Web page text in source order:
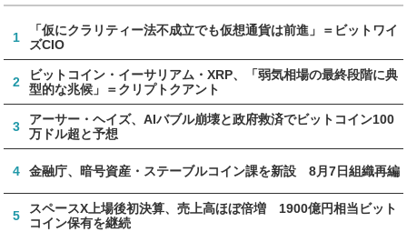
1
「仮にクラリティー法不成立でも仮想通貨は前進」＝ビットワイ
ズCIO
2
ビットコイン・イーサリアム・XRP、「弱気相場の最終段階に典
型的な兆候」＝クリプトクアント
3
アーサー・ヘイズ、AIバブル崩壊と政府救済でビットコイン100
万ドル超と予想
4 金融庁、暗号資産・ステーブルコイン課を新設 8月7日組織再編
5
スペースX上場後初決算、売上高ほぼ倍増 1900億円相当ビット
コイン保有を継続